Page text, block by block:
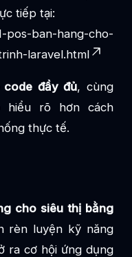
tiếp tại:
pos-ban-hang-cho-
laravel.html
code đầy đủ, cùng
hiểu rõ hơn cách
thực tế.
cho siêu thị bằng
rèn luyện kỹ năng
ra cơ hội ứng dụng